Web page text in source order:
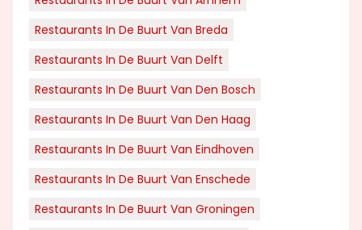
Restaurants In De Buurt Van Breda
Restaurants In De Buurt Van Delft
Restaurants In De Buurt Van Den Bosch
Restaurants In De Buurt Van Den Haag
Restaurants In De Buurt Van Eindhoven
Restaurants In De Buurt Van Enschede
Restaurants In De Buurt Van Groningen